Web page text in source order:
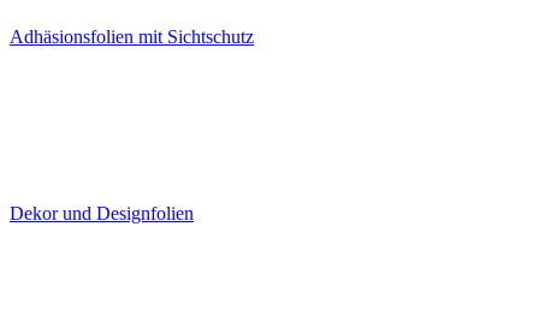
Adhäsionsfolien mit Sichtschutz
Dekor und Designfolien